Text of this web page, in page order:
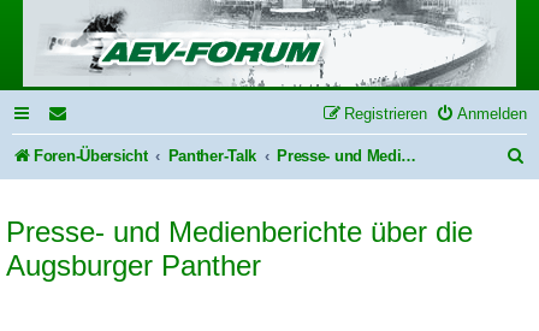
Anmelden
Registrieren
Foren-Übersicht Panther-Talk Presse- und Medienberichte über die Augsburger Panther
Presse- und Medienberichte über die
Augsburger Panther